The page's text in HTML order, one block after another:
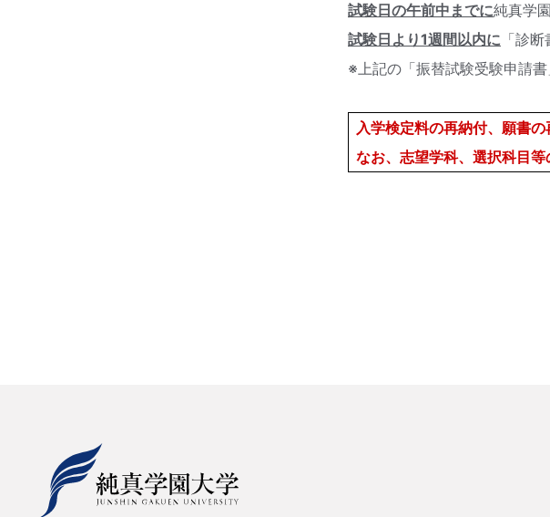
試験日の午前中までに純真学
試験日より1週間以内に 「診
※上記の「振替試験受験申請
入学検定料の再納付、願書の
なお、志望学科、選択科目等